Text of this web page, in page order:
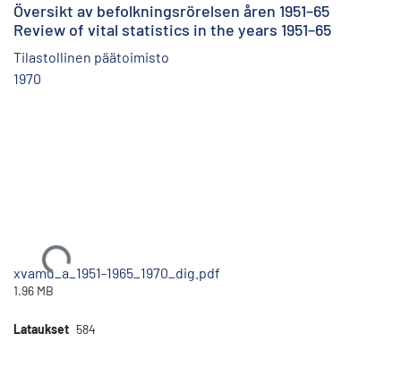
Översikt av befolkningsrörelsen åren 1951–65
Review of vital statistics in the years 1951–65
Tilastollinen päätoimisto
1970
Ladataan...
xvamu_a_1951-1965_1970_dig.pdf
1.96 MB
Lataukset 584